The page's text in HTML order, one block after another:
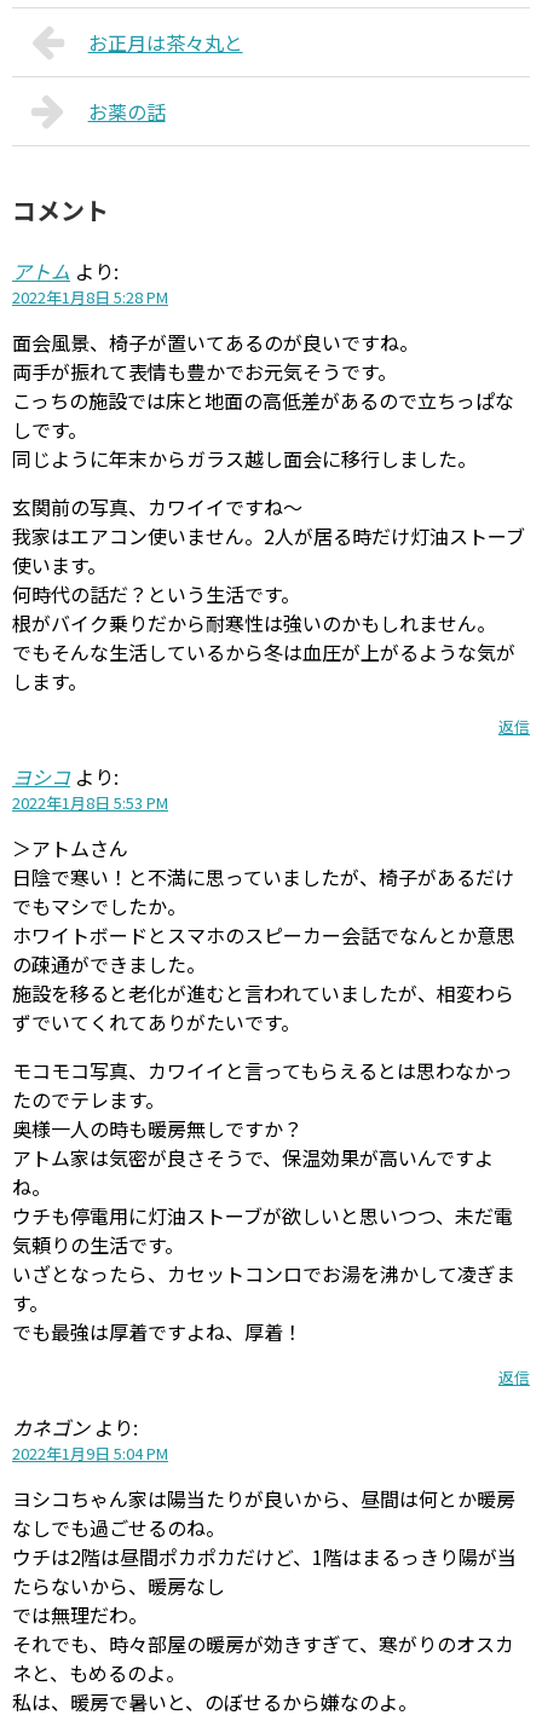
お正月は茶々丸と
お薬の話
コメント
アトム より:
2022年1月8日 5:28 PM
面会風景、椅子が置いてあるのが良いですね。
両手が振れて表情も豊かでお元気そうです。
こっちの施設では床と地面の高低差があるので立ちっぱな
しです。
同じように年末からガラス越し面会に移行しました。
玄関前の写真、カワイイですね～
我家はエアコン使いません。2人が居る時だけ灯油ストーブ
使います。
何時代の話だ？という生活です。
根がバイク乗りだから耐寒性は強いのかもしれません。
でもそんな生活しているから冬は血圧が上がるような気が
します。
返信
ヨシコ より:
2022年1月8日 5:53 PM
＞アトムさん
日陰で寒い！と不満に思っていましたが、椅子があるだけ
でもマシでしたか。
ホワイトボードとスマホのスピーカー会話でなんとか意思
の疎通ができました。
施設を移ると老化が進むと言われていましたが、相変わら
ずでいてくれてありがたいです。
モコモコ写真、カワイイと言ってもらえるとは思わなかっ
たのでテレます。
奥様一人の時も暖房無しですか？
アトム家は気密が良さそうで、保温効果が高いんですよ
ね。
ウチも停電用に灯油ストーブが欲しいと思いつつ、未だ電
気頼りの生活です。
いざとなったら、カセットコンロでお湯を沸かして凌ぎま
す。
でも最強は厚着ですよね、厚着！
返信
カネゴン より:
2022年1月9日 5:04 PM
ヨシコちゃん家は陽当たりが良いから、昼間は何とか暖房
なしでも過ごせるのね。
ウチは2階は昼間ポカポカだけど、1階はまるっきり陽が当
たらないから、暖房なし
では無理だわ。
それでも、時々部屋の暖房が効きすぎて、寒がりのオスカ
ネと、もめるのよ。
私は、暖房で暑いと、のぼせるから嫌なのよ。